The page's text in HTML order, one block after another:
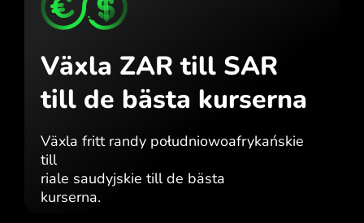
Växla ZAR till SAR
till de bästa kurserna
Växla fritt randy południowoafrykańskie
till
riale saudyjskie till de bästa
kurserna.